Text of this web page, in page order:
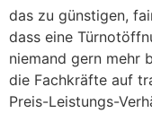
das zu günstigen,
dass eine
niemand gern mehr
die Fachkräfte auf
Preis-Leistungs-